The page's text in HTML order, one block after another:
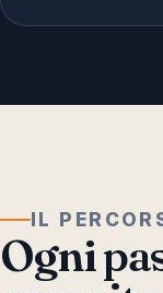
IL
Ogni